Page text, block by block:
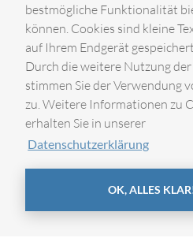
bestmögliche Funktionalität
können. Cookies sind kleine
auf Ihrem Endgerät
Durch die weitere Nutzung
stimmen Sie der Verwendung
zu. Weitere Informationen zu
erhalten Sie in unserer
Datenschutzerklärung
OK, ALLES